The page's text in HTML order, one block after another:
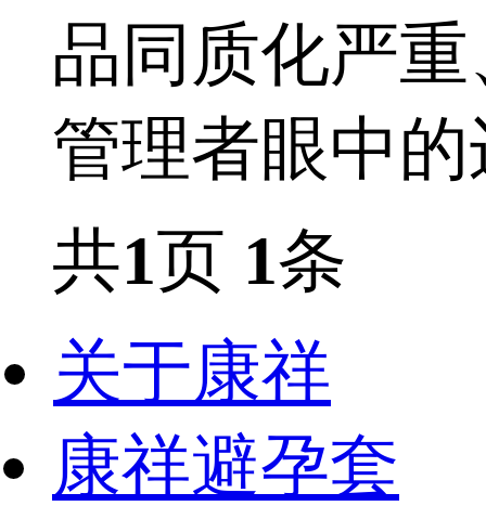
品同质化严
管理者眼中
共1页 1条
关于康祥
康祥避孕套